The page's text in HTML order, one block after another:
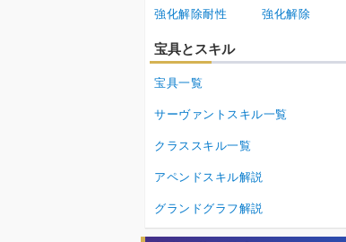
強化解除耐性 強化解除
宝具とスキル
宝具一覧
サーヴァントスキル一覧
クラススキル一覧
アペンドスキル解説
グランドグラフ解説